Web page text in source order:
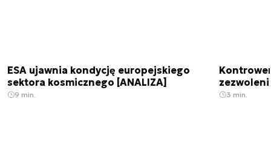
ESA ujawnia kondycję europejskiego
sektora kosmicznego [ANALIZA]
9 min. 3 min.